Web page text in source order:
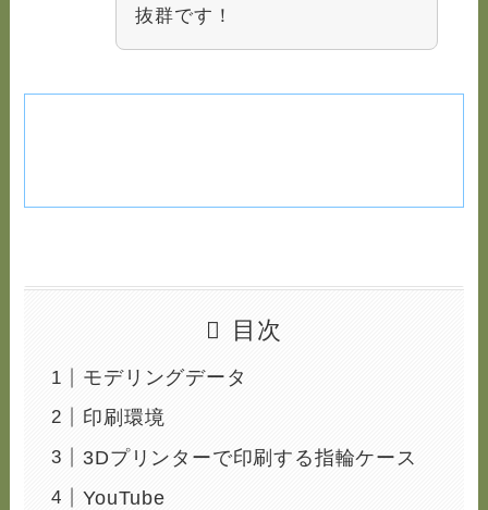
抜群です！
目次
モデリングデータ
印刷環境
3Dプリンターで印刷する指輪ケース
YouTube